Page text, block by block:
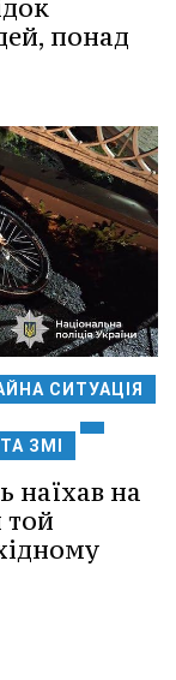
понад
СИТУАЦІЯ
ЗМІ
наїхав на
той